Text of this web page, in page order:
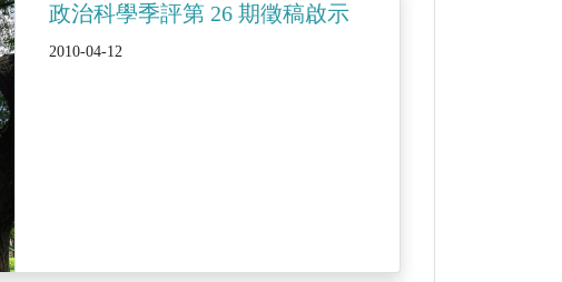
政治科學季評第 26 期徵稿啟示
2010-04-12